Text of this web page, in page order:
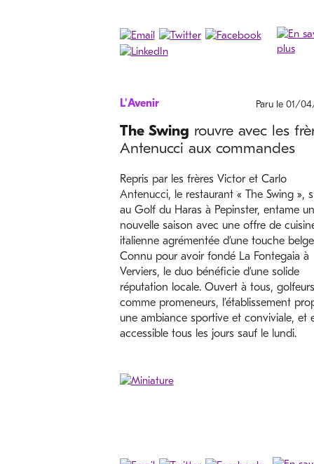
L'Avenir Paru le 01/
The Swing rouvre avec les
Antenucci aux commandes
Repris par les frères Victor et Carlo
Antenucci, le restaurant « The Swing »,
au Golf du Haras à Pepinster, entame
nouvelle saison avec une offre de
italienne agrémentée d’une touche
Connu pour avoir fondé La Fontegaia à
Verviers, le duo bénéficie d’une solide
réputation locale. Ouvert à tous, golfeurs
comme promeneurs, l’établissement
une ambiance sportive et conviviale, et
accessible tous les jours sauf le lundi.